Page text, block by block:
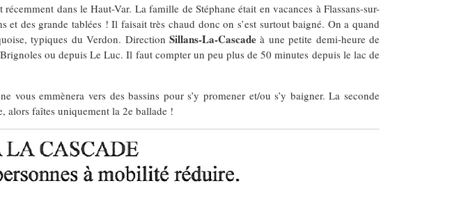
dans le Haut-Var. La famille de Stéphane était en vacances à Flassans-sur-
des grande tablées ! Il faisait très chaud donc on s’est surtout baigné. On a quand
typiques du Verdon. Direction Sillans-La-Cascade à une petite demi-heure de
ou depuis Le Luc. Il faut compter un peu plus de 50 minutes depuis le lac de
vous emmènera vers des bassins pour s’y promener et/ou s’y baigner. La seconde
alors faîtes uniquement la 2e ballade !